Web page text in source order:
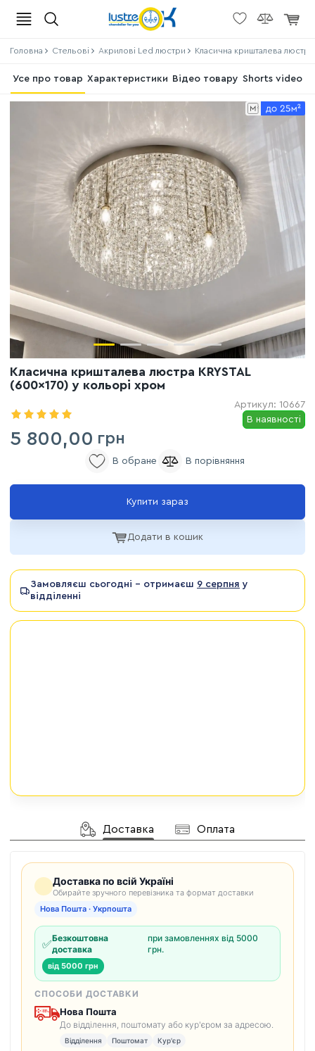
Головна Стельові Акрилові Led люстри Класична кришталева
Усе про товар Характеристики Відео товару Shorts video
Класична кришталева люстра KRYSTAL
(600x170) у кольорі хром
Артикул: 10667
В наявності
5 800,00 грн
Додати в кошик
Замовляєш сьогодні - отримаєш 9 серпня у
відділенні
Купити зараз
Доставка Оплата
Доставка по всій Україні
Обирайте зручного перевізника та формат доставки
Нова Пошта · Укрпошта
✅Безкоштовна
доставка
при замовленнях від 5000
грн.
від 5000 грн
СПОСОБИ ДОСТАВКИ
Нова Пошта
До відділення, поштомату або кур'єром за адресою.
Відділення Поштомат Кур'єр